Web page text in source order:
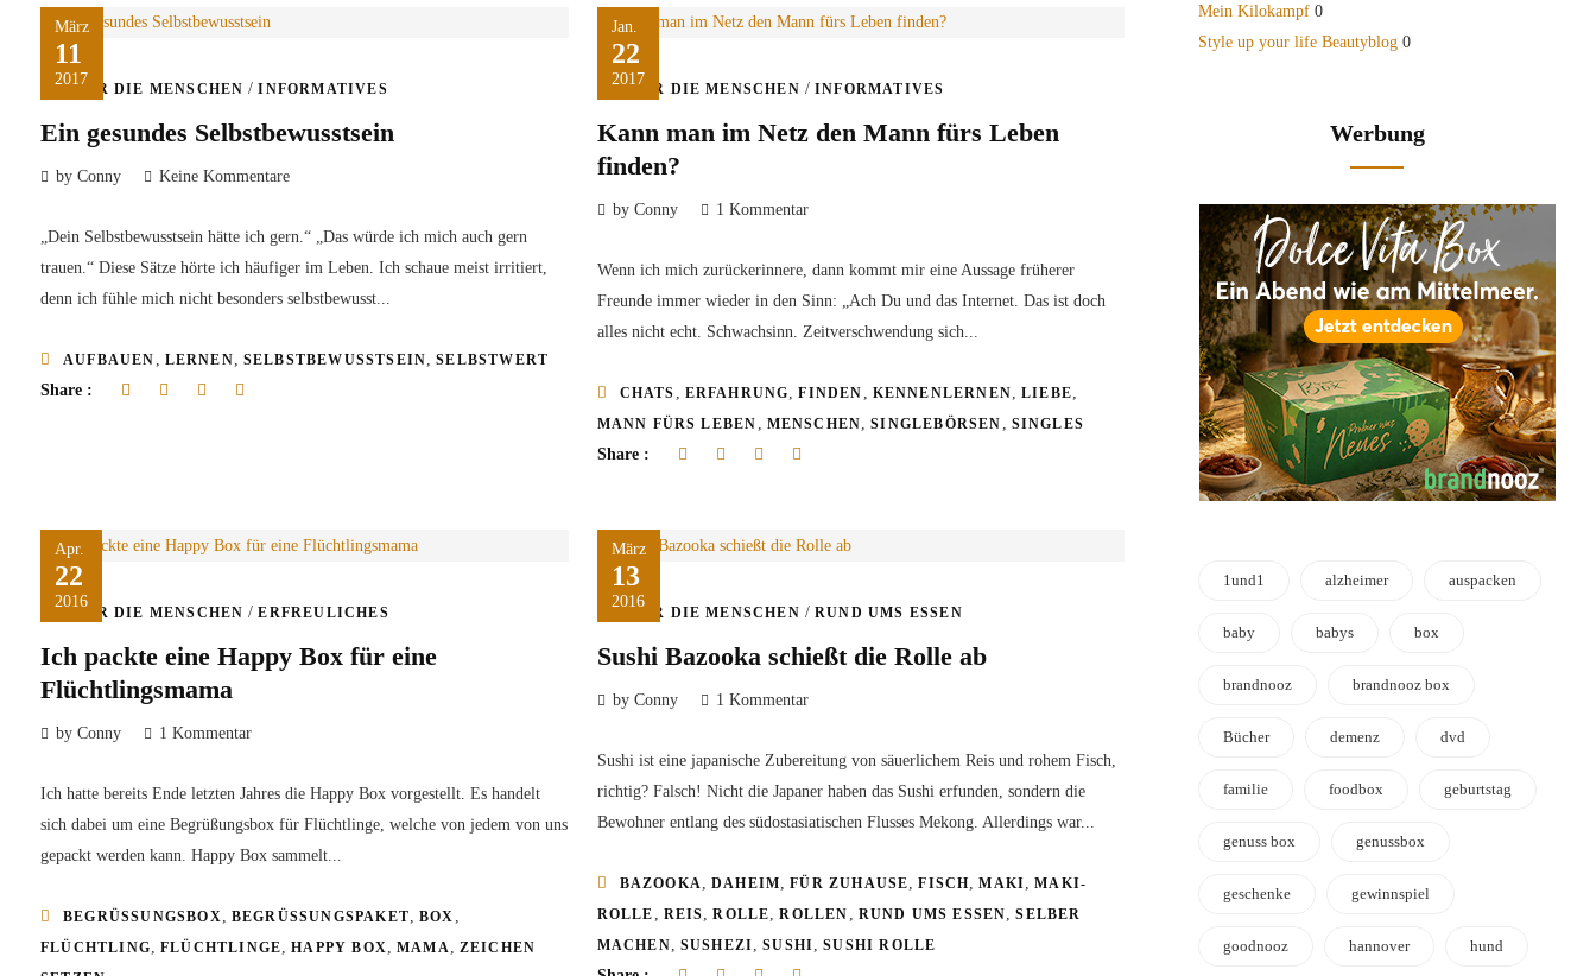
März
11
2017
ÜBER DIE MENSCHEN /INFORMATIVES
Ein gesundes Selbstbewusstsein
by Conny Keine Kommentare
„Dein Selbstbewusstsein hätte ich gern.“ „Das würde ich mich auch gern
trauen.“ Diese Sätze hörte ich häufiger im Leben. Ich schaue meist irritiert,
denn ich fühle mich nicht besonders selbstbewusst...
AUFBAUEN , LERNEN, SELBSTBEWUSSTSEIN,SELBSTWERT
Share :
Jan.
22
2017
ÜBER DIE MENSCHEN / INFORMATIVES
Kann man im Netz den Mann fürs Leben
finden?
by Conny 1 Kommentar
Wenn ich mich zurückerinnere, dann kommt mir eine Aussage früherer
Freunde immer wieder in den Sinn: „Ach Du und das Internet. Das ist doch
alles nicht echt. Schwachsinn. Zeitverschwendung sich...
CHATS , ERFAHRUNG,FINDEN , KENNENLERNEN, LIEBE,
MANN FÜRS LEBEN , MENSCHEN,SINGLEBÖRSEN , SINGLES
Share :
Apr.
22
2016
ÜBER DIE MENSCHEN /ERFREULICHES
Ich packte eine Happy Box für eine
Flüchtlingsmama
by Conny 1 Kommentar
Ich hatte bereits Ende letzten Jahres die Happy Box vorgestellt. Es handelt
sich dabei um eine Begrüßungsbox für Flüchtlinge, welche von jedem von uns
gepackt werden kann. Happy Box sammelt...
BEGRÜSSUNGSBOX , BEGRÜSSUNGSPAKET ,BOX ,
FLÜCHTLING, FLÜCHTLINGE,HAPPY BOX,MAMA, ZEICHEN
März
13
2016
ÜBER DIE MENSCHEN / RUND UMS ESSEN
Sushi Bazooka schießt die Rolle ab
by Conny 1 Kommentar
Sushi ist eine japanische Zubereitung von säuerlichem Reis und rohem Fisch,
richtig? Falsch! Nicht die Japaner haben das Sushi erfunden, sondern die
Bewohner entlang des südostasiatischen Flusses Mekong. Allerdings war...
BAZOOKA, DAHEIM,FÜR ZUHAUSE,FISCH,MAKI,MAKI-
ROLLE , REIS,ROLLE,ROLLEN , RUND UMS ESSEN,SELBER
MACHEN, SUSHEZI,SUSHI,SUSHI ROLLE
Mein Kilokampf 0
Style up your life Beautyblog 0
Werbung
1und1 alzheimer auspacken
baby babys box
brandnooz brandnooz box
Bücher demenz dvd
familie foodbox geburtstag
genuss box genussbox
geschenke gewinnspiel
goodnooz hannover hund